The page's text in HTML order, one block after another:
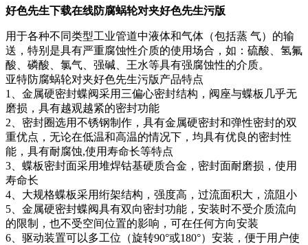
好色先生下载在线防腐蜗轮对夹好色先生污版
用于各种不同类型工业管道中液体和气体（包括蒸 气）的输
送，特别是具有严重腐蚀性介质的使用场合，如：硫酸、氢氟
酸、磷酸、氯气、强碱、王水等具有强腐蚀性的介质。
亚特防腐蜗轮对夹好色先生污版产品特点
1、金属硬密封蝶阀采用三偏心密封结构，阀座与蝶板几乎无
磨损，具有越观越紧的密封功能
2、密封圈选用不锈钢制作，具有金属硬密封和弹性密封的双
重优点，无论在低温和高温的情况下，均具有优良的密封性
能，具有耐腐蚀,使用寿命长等特点
3、蝶板密封面采用堆焊钴基硬质合金，密封面耐磨损，使用
寿命长
4、大规格蝶板采用绗架结构，强度高，过流面积大，流阻小
5、金属硬密封蝶阀具有双向密封功能，安装时不受介质流向
的限制，也不受空间位置的影响，可在任何方向安装
6、驱动装置可以多工位（旋转90°或180°）安装，便于用户使